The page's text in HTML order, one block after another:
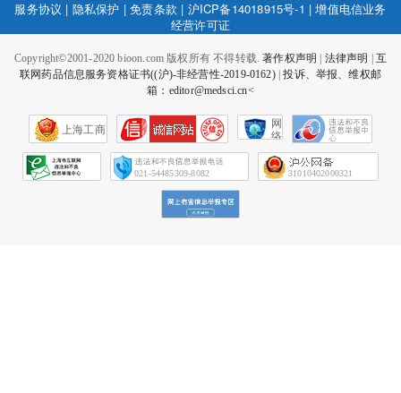
服务协议 | 隐私保护 |免责条款 | 沪ICP备14018915号-1 |增值电信业务
经营许可证
Copyright©2001-2020 bioon.com 版权所有 不得转载.著作权声明 法律声明
互
联网药品信息服务资格证书((沪)-非经营性-2019-0162)|投诉、举报、维权邮
箱：editor@medsci.cn<
上海工商
网
络
会
征
021-54485309-8082 31010402000321